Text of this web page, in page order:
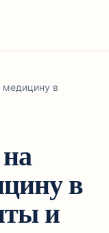
медицину в
в
и